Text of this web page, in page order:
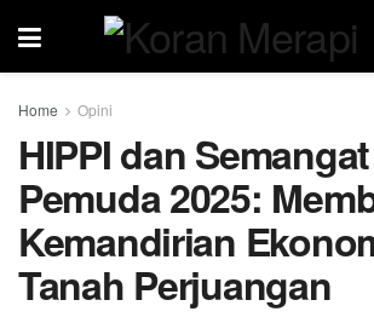
Home Opini
HIPPI dan
Pemuda 2025:
Kemandirian
Tanah Perjuangan